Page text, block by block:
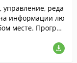
управление, реда
информации лю
месте. Програ
данных.